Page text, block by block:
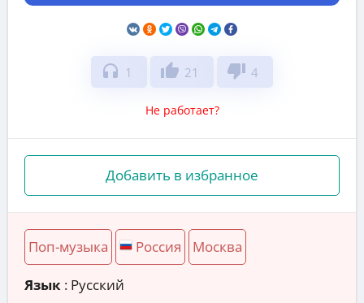
headphones 1 thumb_up 21 thumb_down 4
Не работает?
Добавить в избранное
Поп-музыка Россия Москва
Язык : Русский